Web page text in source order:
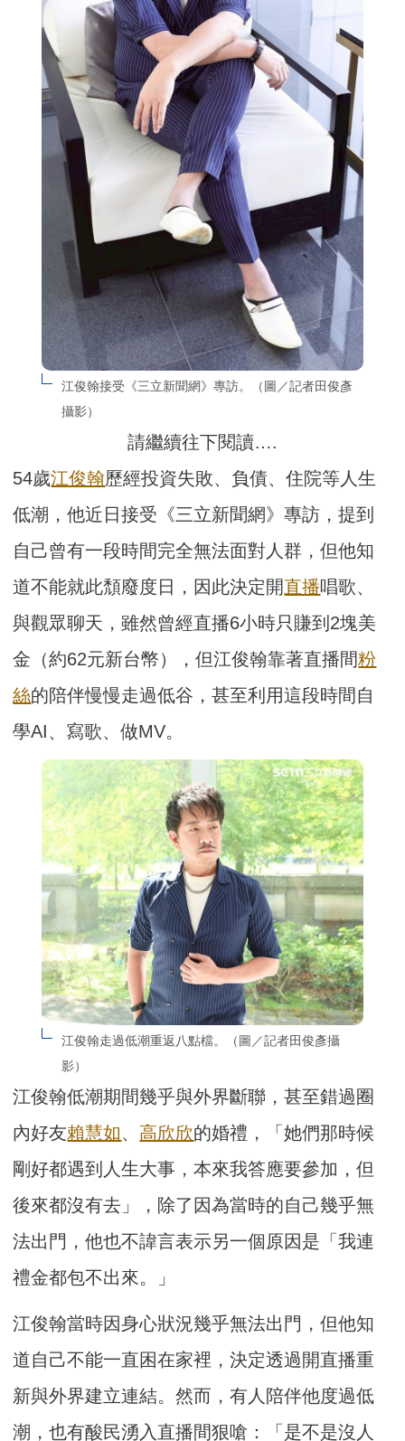
江俊翰接受《三立新聞網》專訪。（圖／記者田俊彥
攝影）
請繼續往下閱讀….
54歲江俊翰歷經投資失敗、負債、住院等人生
低潮，他近日接受《三立新聞網》專訪，提到
自己曾有一段時間完全無法面對人群，但他知
道不能就此頹廢度日，因此決定開直播唱歌、
與觀眾聊天，雖然曾經直播6小時只賺到2塊美
金（約62元新台幣），但江俊翰靠著直播間粉
絲的陪伴慢慢走過低谷，甚至利用這段時間自
學AI、寫歌、做MV。
江俊翰走過低潮重返八點檔。（圖／記者田俊彥攝
影）
江俊翰低潮期間幾乎與外界斷聯，甚至錯過圈
內好友賴慧如、 高欣欣的婚禮，「她們那時候
剛好都遇到人生大事，本來我答應要參加，但
後來都沒有去」，除了因為當時的自己幾乎無
法出門，他也不諱言表示另一個原因是「我連
禮金都包不出來。」
江俊翰當時因身心狀況幾乎無法出門，但他知
道自己不能一直困在家裡，決定透過開直播重
新與外界建立連結。然而，有人陪伴他度過低
潮，也有酸民湧入直播間狠嗆：「是不是沒人